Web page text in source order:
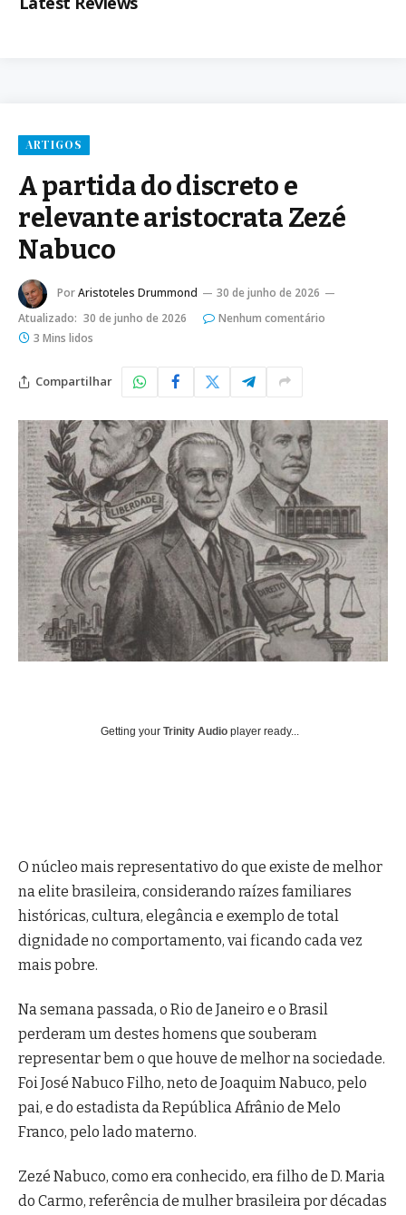
ARTIGOS
A partida do discreto e
relevante aristocrata Zezé
Nabuco
PorAristoteles Drummond
30 de junho de 2026
Atualizado: 30 de junho de 2026
Nenhum comentário
3 Mins lidos
Compartilhar
Getting your Trinity Audio player ready...
O núcleo mais representativo do que existe de melhor
na elite brasileira, considerando raízes familiares
históricas, cultura, elegância e exemplo de total
dignidade no comportamento, vai ficando cada vez
mais pobre.
Na semana passada, o Rio de Janeiro e o Brasil
perderam um destes homens que souberam
representar bem o que houve de melhor na sociedade.
Foi José Nabuco Filho, neto de Joaquim Nabuco, pelo
pai, e do estadista da República Afrânio de Melo
Franco, pelo lado materno.
Zezé Nabuco, como era conhecido, era filho de D. Maria
do Carmo, referência de mulher brasileira por décadas